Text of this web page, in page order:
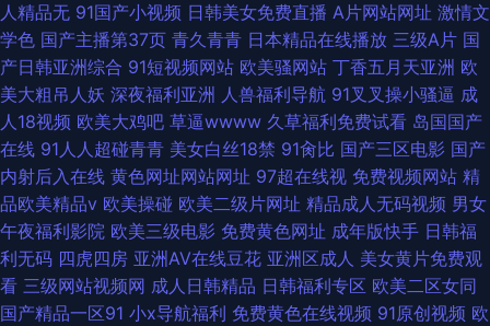
人精品无 91国产小视频 日韩美女免费直播 A片网站网址 激情文
学色 国产主播第37页 青久青青 日本精品在线播放 三级A片 国
产日韩亚洲综合 91短视频网站 欧美骚网站 丁香五月天亚洲 欧
美大粗吊人妖 深夜福利亚洲 人兽福利导航 91叉叉操小骚逼 成
人18视频 欧美大鸡吧 草逼wwww 久草福利免费试看 岛国国产
在线 91人人超碰青青 美女白丝18禁 91肏比 国产三区电影 国产
内射后入在线 黄色网址网站网址 97超在线视 免费视频网站 精
品欧美精品v 欧美操碰 欧美二级片网址 精品成人无码视频 男女
午夜福利影院 欧美三级电影 免费黄色网址 成年版快手 日韩福
利无码 四虎四房 亚洲AV在线豆花 亚洲区成人 美女黄片免费观
看 三级网站视频网 成人日韩精品 日韩福利专区 欧美二区女同
国产精品一区91 小x导航福利 免费黄色在线视频 91原创视频 欧